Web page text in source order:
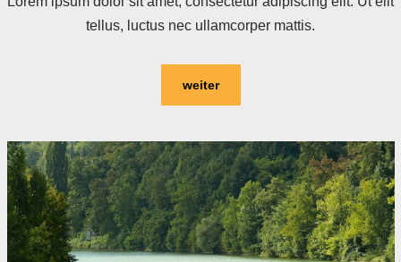
tellus, luctus nec ullamcorper mattis.
weiter